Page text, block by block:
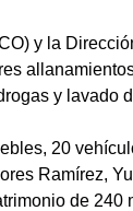
y la
y lavado
20
Ramírez,
de 240